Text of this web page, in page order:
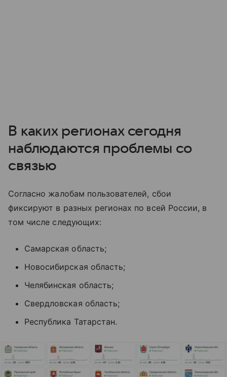
В каких регионах сегодня
наблюдаются проблемы со
связью
Согласно жалобам пользователей, сбои
фиксируют в разных регионах по всей России, в
том числе следующих:
Самарская область;
Новосибирская область;
Челябинская область;
Свердловская область;
Республика Татарстан.